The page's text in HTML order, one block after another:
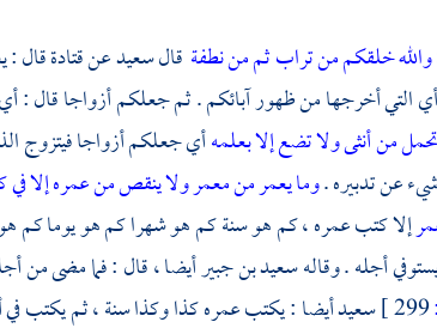
والله خلقكم من تراب ثم من نطفة قالسعيدعنقتادةقال :
التي أخرجها من ظهور آبائكم . ثم جعلكم أزواجا قال : أي
من أنثى ولا تضع إلا بعلمهأي جعلكم أزواجا فيتزوج
عن تدبيره .وما يعمر من معمر ولا ينقص من عمره إلا
إلا كتب عمره ، كم هو سنة كم هو شهرا كم هو يوما
أجله . وقالهسعيد بن جبيرأيضا ، قال : فما مضى من
299 ] سعيدأيضا : يكتب عمره كذا وكذا سنة ، ثم يكتب